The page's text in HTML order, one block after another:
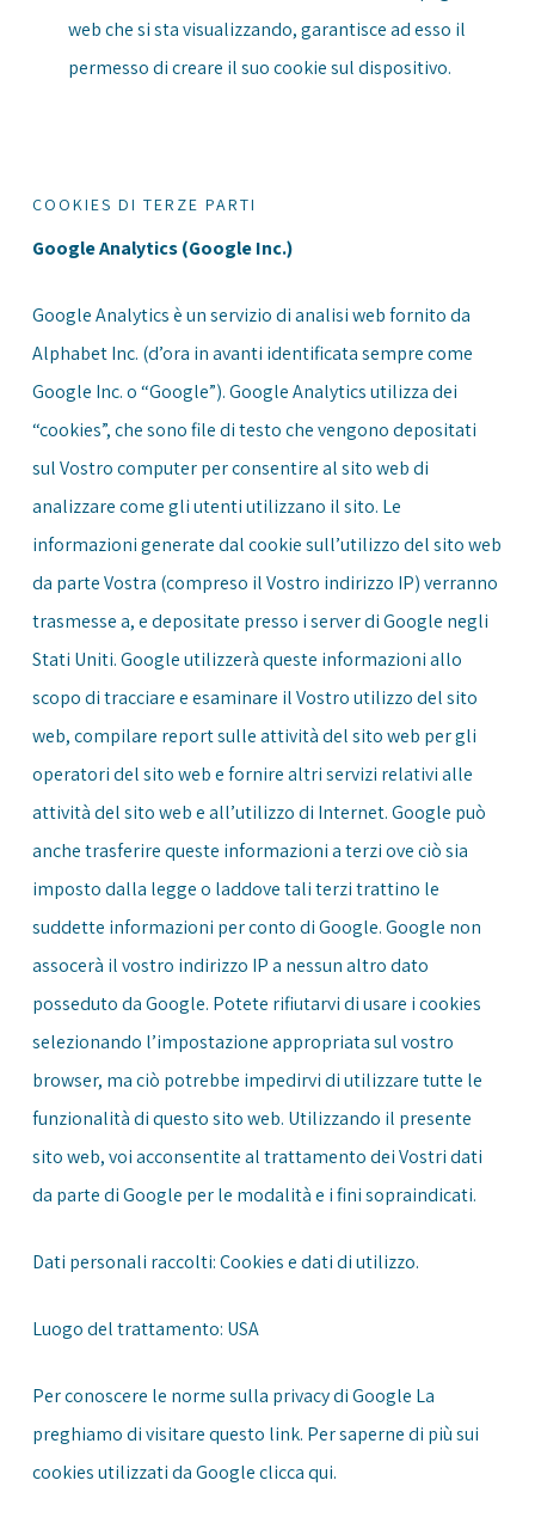
web che si sta visualizzando, garantisce ad esso il
permesso di creare il suo cookie sul dispositivo.
COOKIES DI TERZE PARTI
Google Analytics (Google Inc.)
Google Analytics è un servizio di analisi web fornito da
Alphabet Inc. (d’ora in avanti identificata sempre come
Google Inc. o “Google”). Google Analytics utilizza dei
“cookies”, che sono file di testo che vengono depositati
sul Vostro computer per consentire al sito web di
analizzare come gli utenti utilizzano il sito. Le
informazioni generate dal cookie sull’utilizzo del sito web
da parte Vostra (compreso il Vostro indirizzo IP) verranno
trasmesse a, e depositate presso i server di Google negli
Stati Uniti. Google utilizzerà queste informazioni allo
scopo di tracciare e esaminare il Vostro utilizzo del sito
web, compilare report sulle attività del sito web per gli
operatori del sito web e fornire altri servizi relativi alle
attività del sito web e all’utilizzo di Internet. Google può
anche trasferire queste informazioni a terzi ove ciò sia
imposto dalla legge o laddove tali terzi trattino le
suddette informazioni per conto di Google. Google non
assocerà il vostro indirizzo IP a nessun altro dato
posseduto da Google. Potete rifiutarvi di usare i cookies
selezionando l’impostazione appropriata sul vostro
browser, ma ciò potrebbe impedirvi di utilizzare tutte le
funzionalità di questo sito web. Utilizzando il presente
sito web, voi acconsentite al trattamento dei Vostri dati
da parte di Google per le modalità e i fini sopraindicati.
Dati personali raccolti: Cookies e dati di utilizzo.
Luogo del trattamento: USA
Per conoscere le norme sulla privacy di Google La
preghiamo di visitare questo link. Per saperne di più sui
cookies utilizzati da Google cliccaqui.